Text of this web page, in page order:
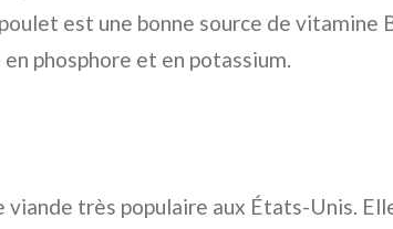
est une bonne source de vitamine
phosphore et en potassium.
viande très populaire aux États-Unis.